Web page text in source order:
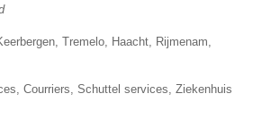
Tremelo, Haacht, Rijmenam,
Courriers, Schuttel services, Ziekenhuis